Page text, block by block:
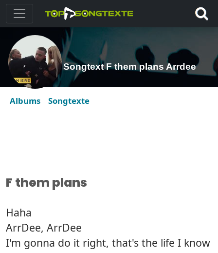
Songtext F them plans Arrdee
Albums Songtexte
F them plans
Haha
ArrDee, ArrDee
I'm gonna do it right, that's the life I know